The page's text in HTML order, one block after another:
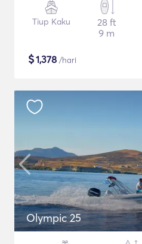
Tiup Kaku
28 ft
9 m
$1,378 /hari
Olympic 25